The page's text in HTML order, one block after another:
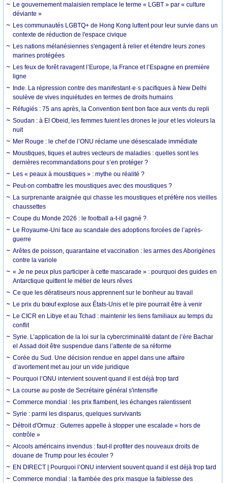
Le gouvernement malaisien remplace le terme « LGBT » par « culture
déviante »
Les communautés LGBTQ+ de Hong Kong luttent pour leur survie dans un
contexte de réduction de l'espace civique
Les nations mélanésiennes s'engagent à relier et étendre leurs zones
marines protégées
Les feux de forêt ravagent l’Europe, la France et l’Espagne en première
ligne
Inde. La répression contre des manifestant·e·s pacifiques à New Delhi
soulève de vives inquiétudes en termes de droits humains
Réfugiés : 75 ans après, la Convention tient bon face aux vents du repli
Soudan : à El Obeid, les femmes fuient les drones le jour et les violeurs la
nuit
Mer Rouge : le chef de l’ONU réclame une désescalade immédiate
Moustiques, tiques et autres vecteurs de maladies : quelles sont les
dernières recommandations pour s’en protéger ?
Les « peaux à moustiques » : mythe ou réalité ?
Peut-on combattre les moustiques avec des moustiques ?
La surprenante araignée qui chasse les moustiques et préfère nos vieilles
chaussettes
Coupe du Monde 2026 : le football a-t-il gagné ?
Le Royaume-Uni face au scandale des adoptions forcées de l’après-
guerre
Arêtes de poisson, quarantaine et vaccination : les armes des Aborigènes
contre la variole
« Je ne peux plus participer à cette mascarade » : pourquoi des guides en
Antarctique quittent le métier de leurs rêves
Ce que les dératiseurs nous apprennent sur le bonheur au travail
Le prix du bœuf explose aux États-Unis et le pire pourrait être à venir
Le CICR en Libye et au Tchad : maintenir les liens familiaux au temps du
conflit
Syrie. L’application de la loi sur la cybercriminalité datant de l’ère Bachar
el Assad doit être suspendue dans l’attente de sa réforme
Corée du Sud. Une décision rendue en appel dans une affaire
d’avortement met au jour un vide juridique
Pourquoi l’ONU intervient souvent quand il est déjà trop tard
La course au poste de Secrétaire général s'intensifie
Commerce mondial : les prix flambent, les échanges ralentissent
Syrie : parmi les disparus, quelques survivants
Détroit d'Ormuz : Guterres appelle à stopper une escalade « hors de
contrôle »
Alcools américains invendus : faut-il profiter des nouveaux droits de
douane de Trump pour les écouler ?
EN DIRECT | Pourquoi l’ONU intervient souvent quand il est déjà trop tard
Commerce mondial : la flambée des prix masque la faiblesse des